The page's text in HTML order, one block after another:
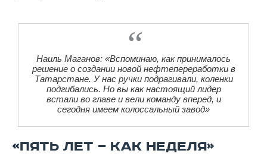
Наиль Маганов: «Вспоминаю, как принималось
решение о создании новой нефтепереработки в
Татарстане. У нас ручки подрагивали, коленки
подгибались. Но вы как настоящий лидер
встали во главе и вели команду вперед, и
сегодня имеем колоссальный завод»
«ПЯТЬ ЛЕТ — КАК НЕДЕЛЯ»